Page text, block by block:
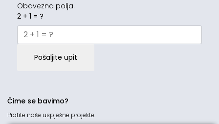
Obavezna polja.
2 + 1 = ?
Pošaljite upit
Čime se bavimo?
Pratite naše uspješne projekte.